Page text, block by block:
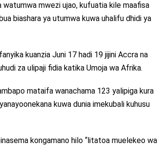
watumwa mwezi ujao, kufuatia kile maafisa
biashara ya utumwa kuwa uhalifu dhidi ya
kuanzia Juni 17 hadi 19 jijini Accra na
za ulipaji fidia katika Umoja wa Afrika.
mataifa wanachama 123 yalipiga kura
kuwa dunia imekubali kuhusu
kongamano hilo “litatoa muelekeo wa